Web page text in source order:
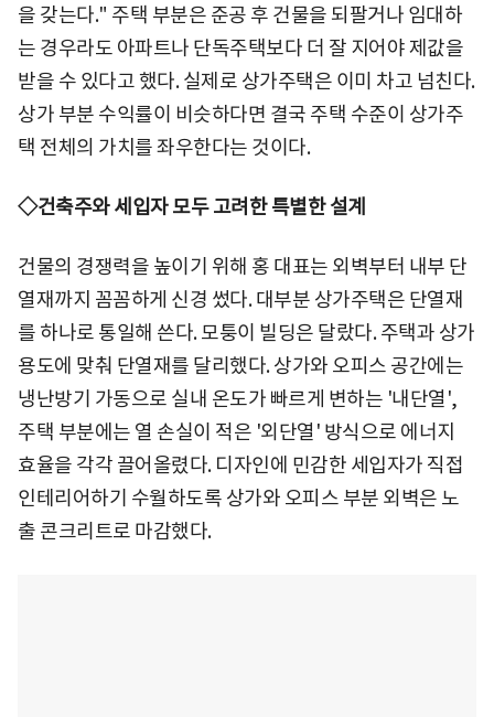
을 갖는다." 주택 부분은 준공 후 건물을 되팔거나 임대하
는 경우라도 아파트나 단독주택보다 더 잘 지어야 제값을
받을 수 있다고 했다. 실제로 상가주택은 이미 차고 넘친다.
상가 부분 수익률이 비슷하다면 결국 주택 수준이 상가주
택 전체의 가치를 좌우한다는 것이다.
◇건축주와 세입자 모두 고려한 특별한 설계
건물의 경쟁력을 높이기 위해 홍 대표는 외벽부터 내부 단
열재까지 꼼꼼하게 신경 썼다. 대부분 상가주택은 단열재
를 하나로 통일해 쓴다. 모퉁이 빌딩은 달랐다. 주택과 상가
용도에 맞춰 단열재를 달리했다. 상가와 오피스 공간에는
냉난방기 가동으로 실내 온도가 빠르게 변하는 '내단열',
주택 부분에는 열 손실이 적은 '외단열' 방식으로 에너지
효율을 각각 끌어올렸다. 디자인에 민감한 세입자가 직접
인테리어하기 수월하도록 상가와 오피스 부분 외벽은 노
출 콘크리트로 마감했다.